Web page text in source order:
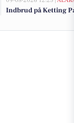
Indbrud på Ketting